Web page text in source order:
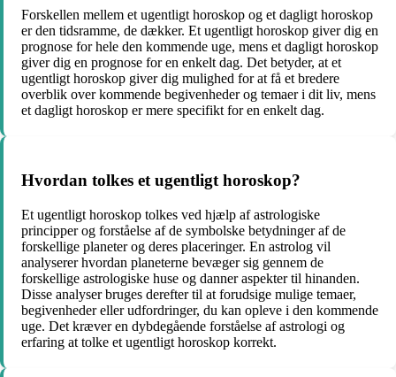
Forskellen mellem et ugentligt horoskop og et dagligt horoskop
er den tidsramme, de dækker. Et ugentligt horoskop giver dig en
prognose for hele den kommende uge, mens et dagligt horoskop
giver dig en prognose for en enkelt dag. Det betyder, at et
ugentligt horoskop giver dig mulighed for at få et bredere
overblik over kommende begivenheder og temaer i dit liv, mens
et dagligt horoskop er mere specifikt for en enkelt dag.
Hvordan tolkes et ugentligt horoskop?
Et ugentligt horoskop tolkes ved hjælp af astrologiske
principper og forståelse af de symbolske betydninger af de
forskellige planeter og deres placeringer. En astrolog vil
analyserer hvordan planeterne bevæger sig gennem de
forskellige astrologiske huse og danner aspekter til hinanden.
Disse analyser bruges derefter til at forudsige mulige temaer,
begivenheder eller udfordringer, du kan opleve i den kommende
uge. Det kræver en dybdegående forståelse af astrologi og
erfaring at tolke et ugentligt horoskop korrekt.